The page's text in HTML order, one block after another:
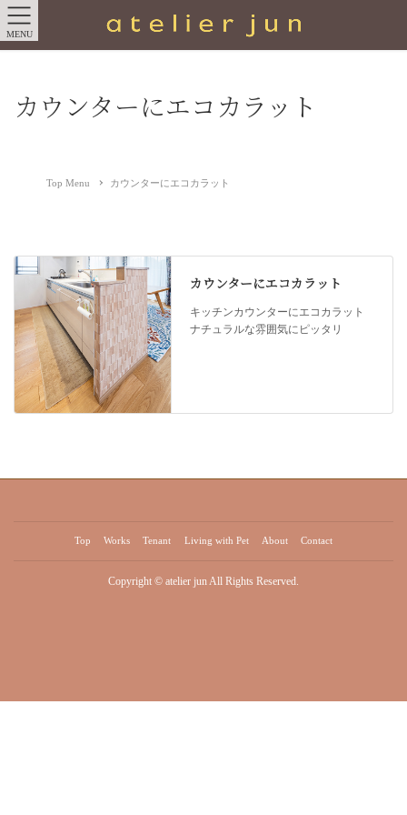
カウンターにエコカラット
Top Menu カウンターにエコカラット
カウンターにエコカラット
キッチンカウンターにエコカラット
ナチュラルな雰囲気にピッタリ
Top Works Tenant Living with Pet About Contact
Copyright © atelier jun All Rights Reserved.
MENU